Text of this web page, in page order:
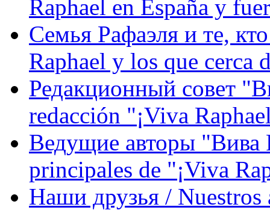
Raphael en España y
Семья Рафаэля и те,
Raphael y los que cerca
Редакционный совет
redacción "¡Viva
Ведущие авторы "Вива
principales de "¡Viva
Наши друзья / Nuestros